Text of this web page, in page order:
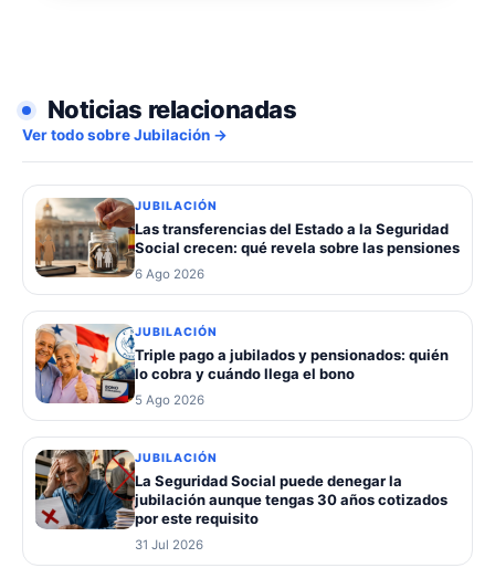
Noticias relacionadas
Ver todo sobre Jubilación →
JUBILACIÓN
Las transferencias del Estado a la Seguridad
Social crecen: qué revela sobre las pensiones
6 Ago 2026
JUBILACIÓN
Triple pago a jubilados y pensionados: quién
lo cobra y cuándo llega el bono
5 Ago 2026
JUBILACIÓN
La Seguridad Social puede denegar la
jubilación aunque tengas 30 años cotizados
por este requisito
31 Jul 2026